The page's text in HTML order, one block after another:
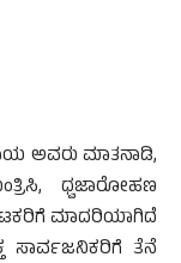
ಅವರು ಮಾತನಾಡಿ,
ಧ್ವಜಾರೋಹಣ
ಟಕರಿಗೆ ಮಾದರಿಯಾಗಿದೆ
ಸಾರ್ವಜನಿಕರಿಗೆ ತೆನೆ